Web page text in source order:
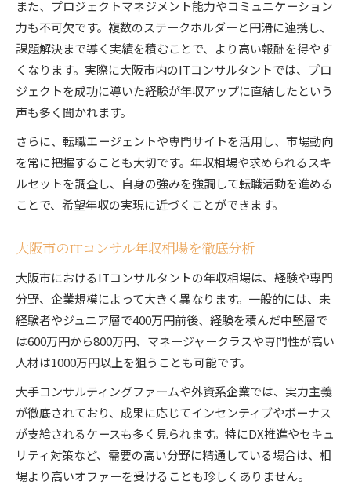
また、プロジェクトマネジメント能力やコミュニケーション
力も不可欠です。複数のステークホルダーと円滑に連携し、
課題解決まで導く実績を積むことで、より高い報酬を得やす
くなります。実際に大阪市内のITコンサルタントでは、プロ
ジェクトを成功に導いた経験が年収アップに直結したという
声も多く聞かれます。
さらに、転職エージェントや専門サイトを活用し、市場動向
を常に把握することも大切です。年収相場や求められるスキ
ルセットを調査し、自身の強みを強調して転職活動を進める
ことで、希望年収の実現に近づくことができます。
大阪市のITコンサル年収相場を徹底分析
大阪市におけるITコンサルタントの年収相場は、経験や専門
分野、企業規模によって大きく異なります。一般的には、未
経験者やジュニア層で400万円前後、経験を積んだ中堅層で
は600万円から800万円、マネージャークラスや専門性が高い
人材は1000万円以上を狙うことも可能です。
大手コンサルティングファームや外資系企業では、実力主義
が徹底されており、成果に応じてインセンティブやボーナス
が支給されるケースも多く見られます。特にDX推進やセキュ
リティ対策など、需要の高い分野に精通している場合は、相
場より高いオファーを受けることも珍しくありません。